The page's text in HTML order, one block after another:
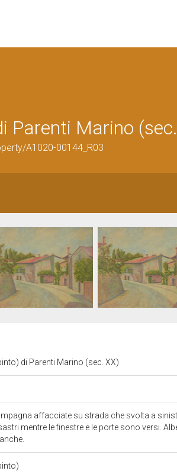
Parenti Marino
A1020-00144_R03
di Parenti Marino (sec. XX)
affacciate su strada che svolta a
mentre le finestre e le porte sono versi.